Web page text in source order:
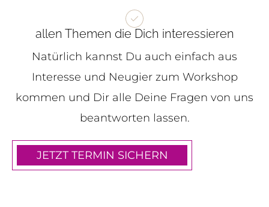
allen Themen die Dich interessieren
Natürlich kannst Du auch einfach aus
Interesse und Neugier zum Workshop
kommen und Dir alle Deine Fragen von uns
beantworten lassen.
JETZT TERMIN SICHERN